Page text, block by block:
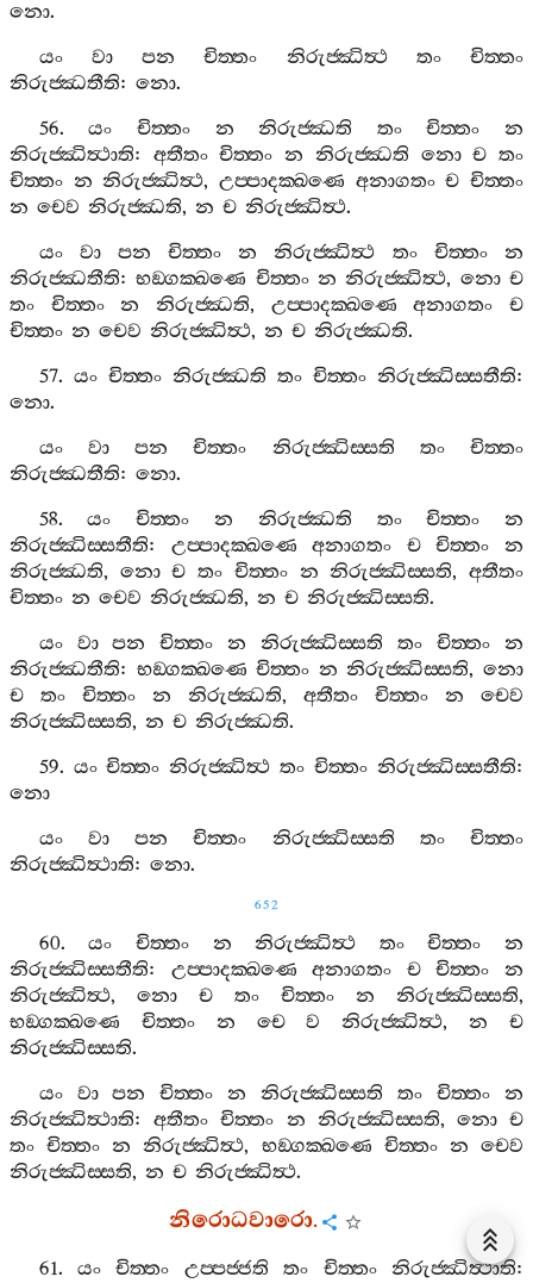
නො.
යං
වා පන චිත‍්තං නිරුජ‍්ඣිත්‍ථ තං
චිත‍්තං
නිරුජ‍්ඣතීති: නො.
56.යං චිත‍්තං න නිරුජ‍්ඣති තං චිත‍්තං
න
නිරුජ‍්ඣිත්‍ථාති: අතීතං චිත‍්තං න නිරුජ‍්ඣති නො ච තං
චිත‍්තං න නිරුජ‍්ඣිත්‍ථ,උප‍්පාදක‍්ඛණෙ අනාගතං ච චිත‍්තං
න චෙව නිරුජ‍්ඣති, න ච නිරුජ‍්ඣිත්‍ථ.
යං
වා පන චිත‍්තං න නිරුජ‍්ඣිත්‍ථ තං චිත‍්තං
න
නිරුජ‍්ඣතීති:භඞ‍්ගක‍්ඛණෙ චිත‍්තං න නිරුජ‍්ඣිත්‍ථ, නො ච
තං
චිත‍්තං න නිරුජ‍්ඣති, උප‍්පාදක‍්ඛණෙ අනාගතං
ච
චිත‍්තං න චෙව නිරුජ‍්ඣිත්‍ථ, න ච නිරුජ‍්ඣති.
57. යං චිත‍්තං නිරුජ‍්ඣති තං චිත‍්තං නිරුජ‍්ඣිස‍්සතීති:
නො.
යං
වා පන චිත‍්තං නිරුජ‍්ඣිස‍්සති තං
චිත‍්තං
නිරුජ‍්ඣතීති: නො.
58.යං චිත‍්තං න නිරුජ‍්ඣති තං චිත‍්තං
න
නිරුජ‍්ඣිස‍්සතීති: උප‍්පාදක‍්ඛණෙ අනාගතං ච චිත‍්තං
න
නිරුජ‍්ඣති, නො ච තං චිත‍්තං න නිරුජ‍්ඣිස‍්සති,අතීතං
චිත‍්තං න චෙව නිරුජ‍්ඣති, න ච නිරුජ‍්ඣිස‍්සති.
යං
වා පන චිත‍්තං න නිරුජ‍්ඣිස‍්සති තං චිත‍්තං
න
නිරුජ‍්ඣතීති: භඞ‍්ගක‍්ඛණෙ චිත‍්තං න නිරුජ‍්ඣිස‍්සති,නො
ච
තං චිත‍්තං න නිරුජ‍්ඣති, අතීතං චිත‍්තං න
චෙව
නිරුජ‍්ඣිස‍්සති, න ච නිරුජ‍්ඣති.
59. යං චිත‍්තං නිරුජ‍්ඣිත්‍ථ තං චිත‍්තං නිරුජ‍්ඣිස‍්සතීති:
නො
යං
වා පන චිත‍්තං නිරුජ‍්ඣිස‍්සති තං
චිත‍්තං
නිරුජ‍්ඣිත්‍ථාති: නො.
652
60.යං චිත‍්තං න නිරුජ‍්ඣිත්‍ථ තං චිත‍්තං
න
නිරුජ‍්ඣිස‍්සතීති: උප‍්පාදක‍්ඛණෙ අනාගතං ච චිත‍්තං
න
නිරුජ‍්ඣිත්‍ථ, නො ච තං චිත‍්තං න නිරුජ‍්ඣිස‍්සති,
භඞ‍්ගක‍්ඛණෙ
චිත‍්තං න චෙ ව නිරුජ‍්ඣිත්‍ථ,න
ච
නිරුජ‍්ඣිස‍්සති.
යං
වා පන චිත‍්තං න නිරුජ‍්ඣිස‍්සති තං චිත‍්තං
න
නිරුජ‍්ඣිත්‍ථාති:අතීතං චිත‍්තං න නිරුජ‍්ඣිස‍්සති, නො ච
තං චිත‍්තං න නිරුජ‍්ඣිත්‍ථ, භඞ‍්ගක‍්ඛණෙ චිත‍්තං න චෙව
නිරුජ‍්ඣිස‍්සති, න ච නිරුජ‍්ඣිත්‍ථ.
නිරොධවාරො.
61.යං චිත‍්තං උප‍්පජ‍්ජති තං චිත‍්තං නිරුජ‍්ඣිත්‍ථාති: